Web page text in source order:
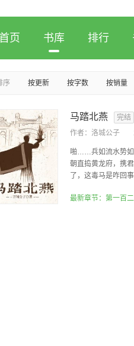
首页 书库 排行
序 按更新 按字数 按销量
马踏北燕
完结
作者： 洛城公子
啪……兵如流水势如
朝直捣黄龙府，携
了，这毒马是咋回
最新章节：第一百